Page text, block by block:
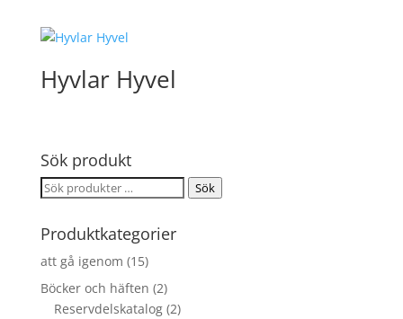
Hyvlar Hyvel
Sök produkt
Sök
Sök
Produktkategorier
att gå igenom (15)
Böcker och häften (2)
Reservdelskatalog (2)